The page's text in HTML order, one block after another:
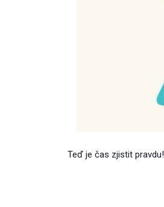
Teď je čas zjistit pravdu!